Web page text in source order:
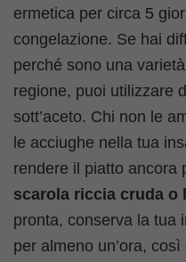
ermetica per circa 5
congelazione. Se hai
perché sono una
regione, puoi utilizzare
sott’aceto. Chi non le
le acciughe nella tua
rendere il piatto ancora
scarola riccia cruda o
pronta, conserva la tua
per almeno un’ora,